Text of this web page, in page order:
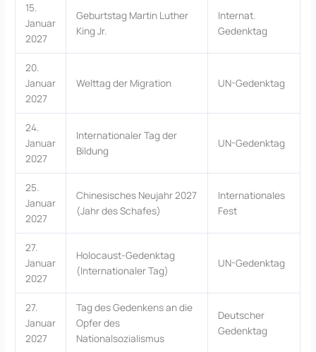
15.
Januar
2027
Geburtstag Martin Luther
King Jr.
Internat.
Gedenktag
20.
Januar
2027
Welttag der Migration UN-Gedenktag
24.
Januar
2027
Internationaler Tag der
Bildung
UN-Gedenktag
25.
Januar
2027
Chinesisches Neujahr 2027
(Jahr des Schafes)
Internationales
Fest
27.
Januar
2027
Holocaust-Gedenktag
(Internationaler Tag)
UN-Gedenktag
27.
Januar
2027
Tag des Gedenkens an die
Opfer des
Nationalsozialismus
Deutscher
Gedenktag